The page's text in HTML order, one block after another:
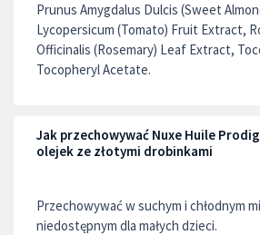
Prunus Amygdalus Dulcis (Sweet
Lycopersicum (Tomato) Fruit Extract,
Officinalis (Rosemary) Leaf Extract,
Tocopheryl Acetate.
Jak przechowywać Nuxe Huile
olejek ze złotymi drobinkami
Przechowywać w suchym i chłodnym
niedostępnym dla małych dzieci.